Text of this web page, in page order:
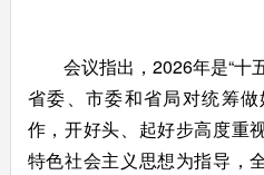
会议指出，2026年是“十五
省委、市委和省局对统筹
作，开好头、起好步高度重
特色社会主义思想为指导，